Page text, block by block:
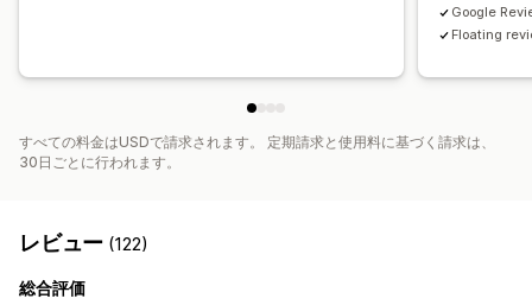
Google
Floating
すべての料金はUSDで請求されます。 定期請求と使用料に基づく請求は、
30日ごとに行われます。
レビュー (122)
総合評価